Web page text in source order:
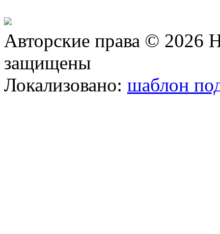
Авторские права © 2026
защищены
Локализовано: шаблон